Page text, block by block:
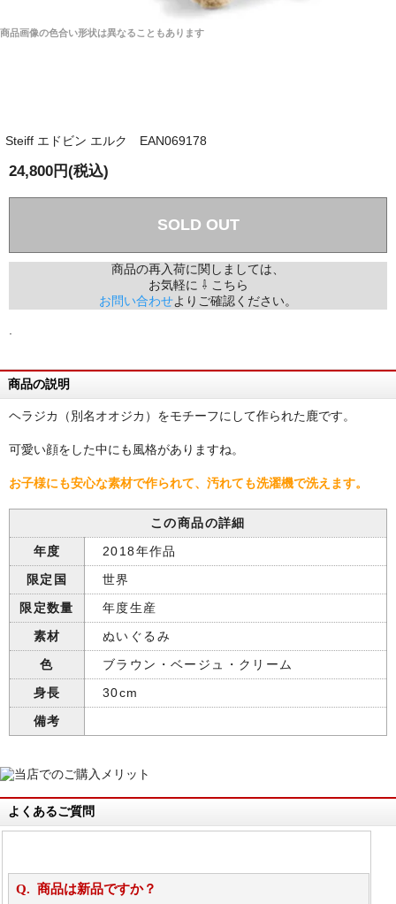
商品画像の色合い形状は異なることもあります
Steiff エドビン エルク EAN069178
24,800円(税込)
SOLD OUT
商品の再入荷に関しましては、
お気軽に ⇩ こちら
お問い合わせよりご確認ください。
商品の説明
ヘラジカ（別名オオジカ）をモチーフにして作られた鹿です。
可愛い顔をした中にも風格がありますね。
お子様にも安心な素材で作られて、汚れても洗濯機で洗えます。
この商品の詳細
年度
2018年作品
限定国
世界
限定数量
年度生産
素材
ぬいぐるみ
色
ブラウン・ベージュ・クリーム
身長
30cm
備考
よくあるご質問
商品は新品ですか？